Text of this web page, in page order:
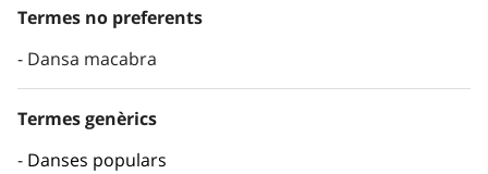
Termes no preferents
Dansa macabra
Termes genèrics
Danses populars